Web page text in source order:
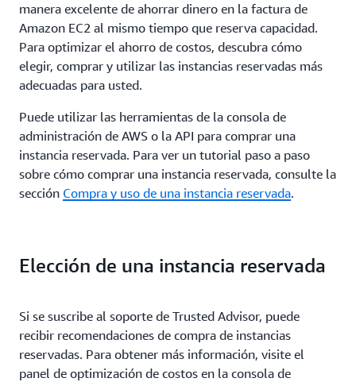
manera excelente de ahorrar dinero en la factura de
Amazon EC2 al mismo tiempo que reserva capacidad.
Para optimizar el ahorro de costos, descubra cómo
elegir, comprar y utilizar las instancias reservadas más
adecuadas para usted.
Puede utilizar las herramientas de la consola de
administración de AWS o la API para comprar una
instancia reservada. Para ver un tutorial paso a paso
sobre cómo comprar una instancia reservada, consulte la
sección Compra y uso de una instancia reservada.
Elección de una instancia reservada
Si se suscribe al soporte de Trusted Advisor, puede
recibir recomendaciones de compra de instancias
reservadas. Para obtener más información, visite el
panel de optimización de costos en la consola de